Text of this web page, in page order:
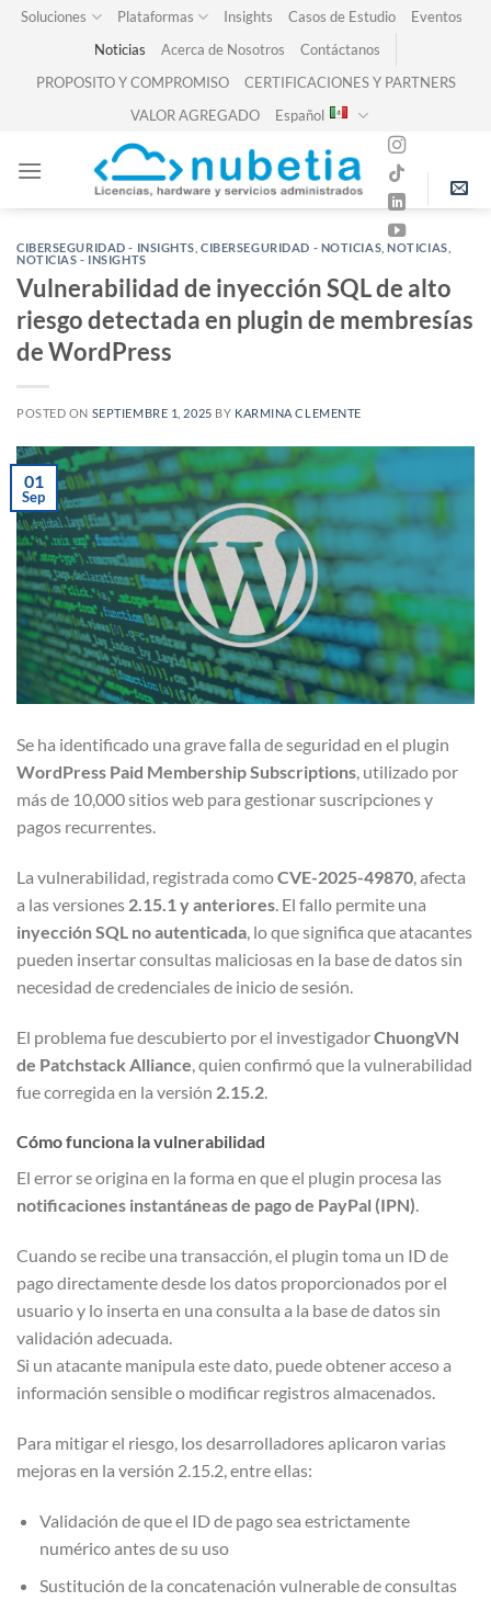
SkipSoluciones Plataformas Insights Casos de Estudio
Eventos
Noticias
Acerca de Nosotros
Contáctanos
PROPOSITO Y COMPROMISO
CERTIFICACIONES Y PARTNERS
VALOR AGREGADO
Español
CIBERSEGURIDAD - INSIGHTS ,CIBERSEGURIDAD - NOTICIAS ,NOTICIAS
NOTICIAS - INSIGHTS
Vulnerabilidad de inyección SQL de alto
riesgo detectada en plugin de membresías
de WordPress
POSTED ON SEPTIEMBRE 1, 2025 BY KARMINA CLEMENTE
01
Sep
Se ha identificado una grave falla de seguridad en el plugin
WordPress Paid Membership Subscriptions, utilizado por
más de 10,000 sitios web para gestionar suscripciones y
pagos recurrentes.
La vulnerabilidad, registrada comoCVE-2025-49870, afecta
a las versiones 2.15.1 y anteriores. El fallo permite una
inyección SQL no autenticada, lo que significa que atacantes
pueden insertar consultas maliciosas en la base de datos sin
necesidad de credenciales de inicio de sesión.
El problema fue descubierto por el investigadorChuongVN
de Patchstack Alliance , quien confirmó que la vulnerabilidad
fue corregida en la versión 2.15.2
Cómo funciona la vulnerabilidad
El error se origina en la forma en que el plugin procesa las
notificaciones instantáneas de pago de PayPal (IPN).
Cuando se recibe una transacción, el plugin toma un ID de
pago directamente desde los datos proporcionados por el
usuario y lo inserta en una consulta a la base de datos sin
validación adecuada.
Si un atacante manipula este dato, puede obtener acceso a
información sensible o modificar registros almacenados.
Para mitigar el riesgo, los desarrolladores aplicaron varias
mejoras en la versión 2.15.2, entre ellas:
Validación de que el ID de pago sea estrictamente
numérico antes de su uso
Sustitución de la concatenación vulnerable de consultas